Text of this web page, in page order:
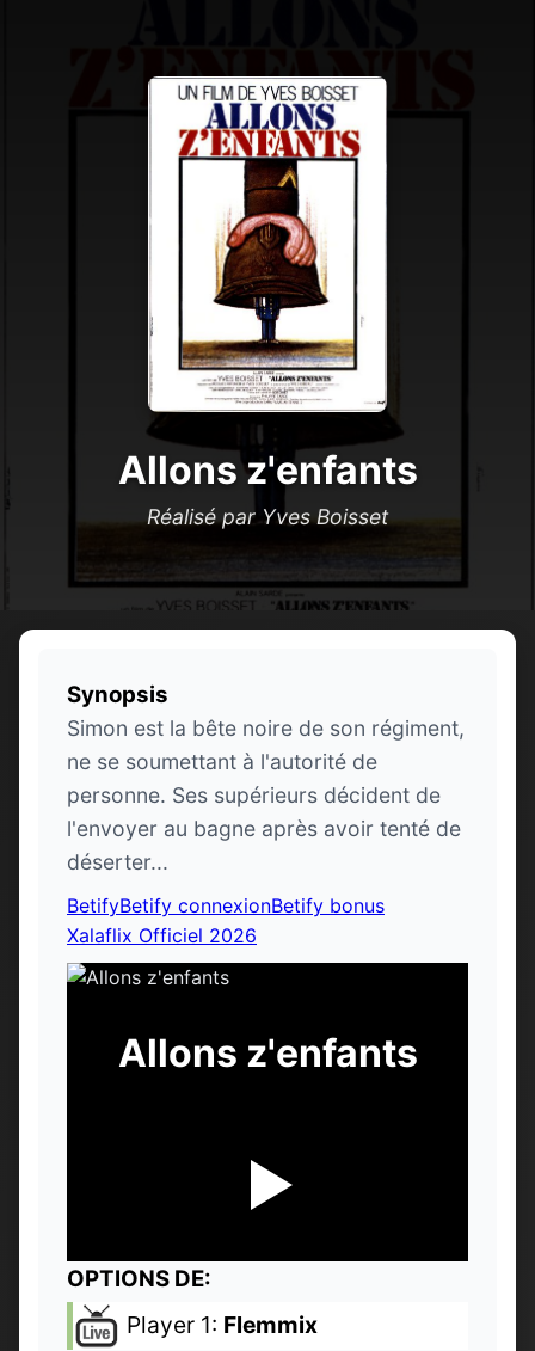
Allons z'enfants
Réalisé par Yves Boisset
Synopsis
Simon est la bête noire de son régiment,
ne se soumettant à l'autorité de
personne. Ses supérieurs décident de
l'envoyer au bagne après avoir tenté de
déserter...
BetifyBetify connexionBetify bonus
Xalaflix Officiel 2026
Allons z'enfants
OPTIONS DE:
Player 1: Flemmix